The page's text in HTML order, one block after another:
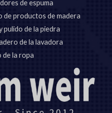
de espuma
de productos de madera
pulido de la piedra
de la lavadora
de la ropa